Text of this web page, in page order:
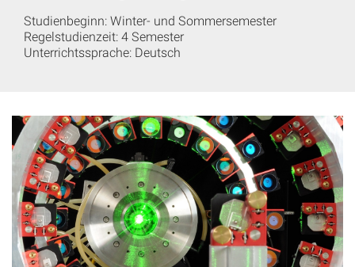
Studienbeginn: Winter- und Sommersemester
Regelstudienzeit: 4 Semester
Unterrichtssprache: Deutsch